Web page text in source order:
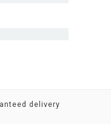
delivery